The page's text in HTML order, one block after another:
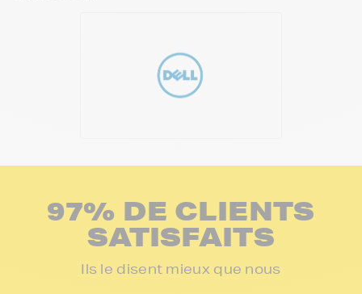
97% DE CLIENTS
SATISFAITS
Ils le disent mieux que nous